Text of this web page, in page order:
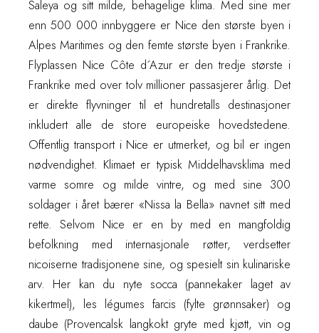
Saleya og sitt milde, behagelige klima. Med sine mer
enn 500 000 innbyggere er Nice den største byen i
Alpes Maritimes og den femte største byen i Frankrike.
Flyplassen Nice Côte d´Azur er den tredje største i
Frankrike med over tolv millioner passasjerer årlig. Det
er direkte flyvninger til et hundretalls destinasjoner
inkludert alle de store europeiske hovedstedene.
Offentlig transport i Nice er utmerket, og bil er ingen
nødvendighet. Klimaet er typisk Middelhavsklima med
varme somre og milde vintre, og med sine 300
soldager i året bærer «Nissa la Bella» navnet sitt med
rette. Selvom Nice er en by med en mangfoldig
befolkning med internasjonale røtter, verdsetter
nicoiserne tradisjonene sine, og spesielt sin kulinariske
arv. Her kan du nyte socca (pannekaker laget av
kikertmel), les légumes farcis (fylte grønnsaker) og
daube (Provencalsk langkokt gryte med kjøtt, vin og